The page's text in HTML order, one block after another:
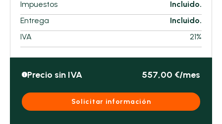
Impuestos
Incluido.
Entrega
Incluido.
IVA
21%
i Precio sin IVA 557,00 €/mes
Solicitar información